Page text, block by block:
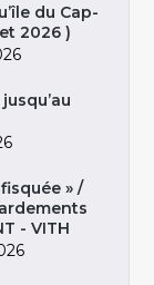
du Cap-
2026 )
» /
- VITH